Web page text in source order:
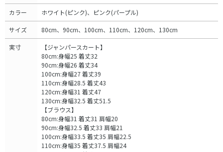
カラー ホワイト(ピンク)、ピンク(パープル)
サイズ 80cm、90cm、100cm、110cm、120cm、130cm
実寸
【ジャンパースカート】
80cm:身幅25 着丈32
90cm:身幅26 着丈34
100cm:身幅27 着丈39
110cm:身幅28.5 着丈43
120cm:身幅31 着丈47
130cm:身幅32.5 着丈51.5
【ブラウス】
80cm:身幅31 着丈31 肩幅20
90cm:身幅32.5 着丈33 肩幅21
100cm:身幅33.5 着丈35 肩幅22.5
110cm:身幅35 着丈37.5 肩幅24